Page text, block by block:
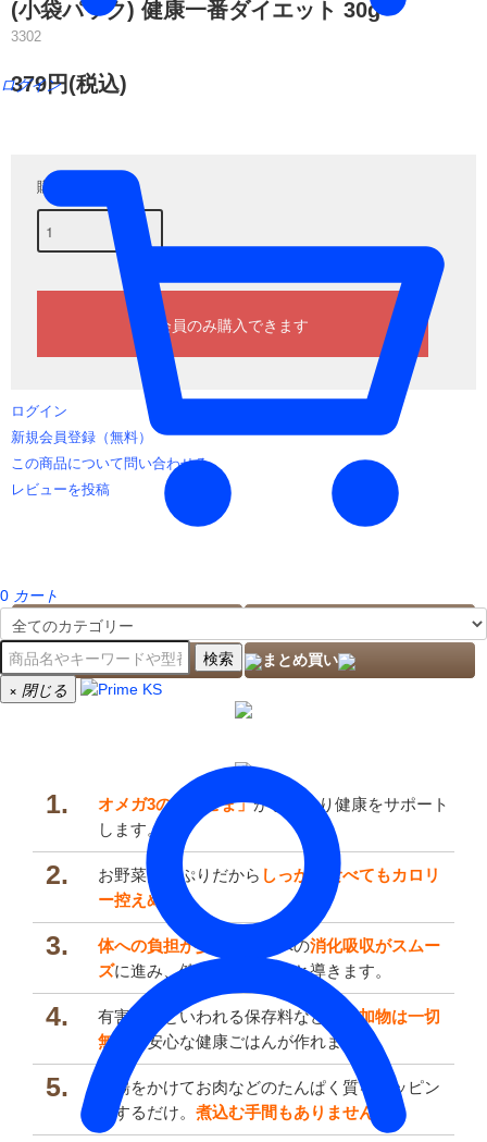
ログイン
0 カート
検索
× 閉じる
(小袋パック) 健康一番ダイエット 30g
3302
379円(税込)
購入数
ログイン
新規会員登録（無料）
この商品について問い合わせる
レビューを投稿
与える量
レビューを見る まとめ買い
1. オメガ3の「えごま」がしっかり健康をサポート
します。
2. お野菜たっぷりだから しっかり食べてもカロリ
ー控えめ。
3. 体への負担が少なく 胃腸への消化吸収がスムー
ズに進み、健康な体作りへと導きます。
4. 有害物質といわれる保存料などの
添加物は一切
無く
、安心な健康ごはんが作れます。
5.
お湯をかけてお肉などのたんぱく質をトッピン
グするだけ。 煮込む手間もありません。